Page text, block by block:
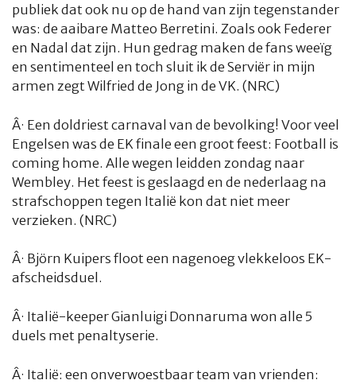
publiek dat ook nu op de hand van zijn tegenstander
was: de aaibare Matteo Berretini. Zoals ook Federer
en Nadal dat zijn. Hun gedrag maken de fans weeïg
en sentimenteel en toch sluit ik de Serviër in mijn
armen zegt Wilfried de Jong in de VK. (NRC)
Â· Een doldriest carnaval van de bevolking! Voor veel
Engelsen was de EK finale een groot feest: Football is
coming home. Alle wegen leidden zondag naar
Wembley. Het feest is geslaagd en de nederlaag na
strafschoppen tegen Italië kon dat niet meer
verzieken. (NRC)
Â· Björn Kuipers floot een nagenoeg vlekkeloos EK-
afscheidsduel.
Â· Italië-keeper Gianluigi Donnaruma won alle 5
duels met penaltyserie.
Â· Italië: een onverwoestbaar team van vrienden: